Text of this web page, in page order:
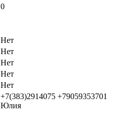
0
Нет
Нет
Нет
Нет
Нет
+7(383)2914075 +79059353701
Юлия